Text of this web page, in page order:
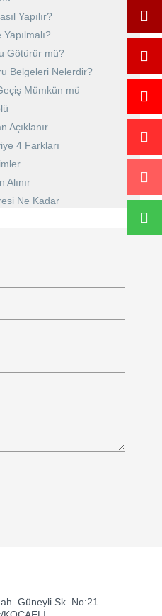
Yapılır?
Götürür mü?
Belgeleri Nelerdir?
Mümkün mü
Açıklanır
4 Farkları
Alınır
Ne Kadar
Güneyli Sk. No:21